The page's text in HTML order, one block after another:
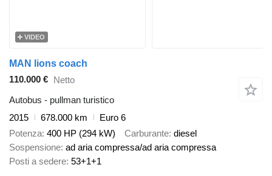
VIDEO
MAN lions coach
110.000 € Netto
Autobus - pullman turistico
2015
678.000 km
Euro 6
Potenza 400 HP (294 kW) Carburante diesel
Sospensione ad aria compressa/ad aria compressa
Posti a sedere 53+1+1